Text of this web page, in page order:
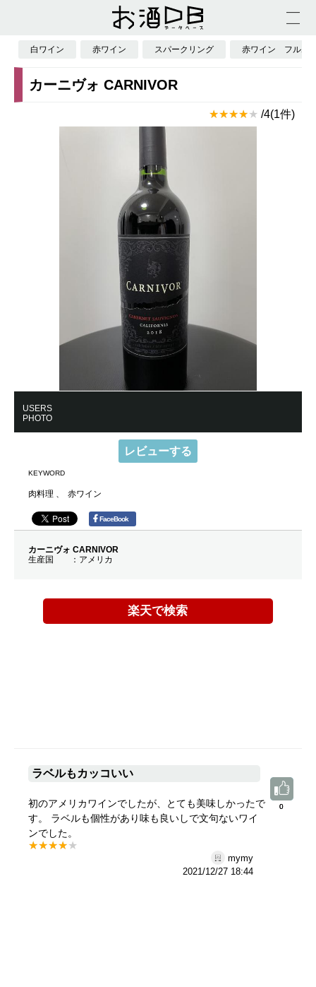
白ワイン 赤ワイン スパークリング 赤ワイン フルボ
カーニヴォ CARNIVOR
/4(1件)
USERS
PHOTO
レビューする
KEYWORD
肉料理 赤ワイン
FaceBook
カーニヴォ CARNIVOR
生産国
アメリカ
楽天で検索
ラベルもカッコいい
初のアメリカワインでしたが、とても美味しかったで
す。 ラベルも個性があり味も良いしで文句ないワイ
ンでした。
mymy
2021/12/27 18:44
0
0